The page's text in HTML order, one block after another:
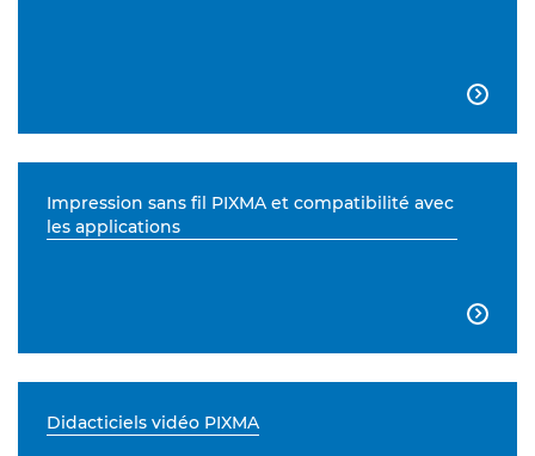

Impression sans fil PIXMA et compatibilité avec
les applications

Didacticiels vidéo PIXMA